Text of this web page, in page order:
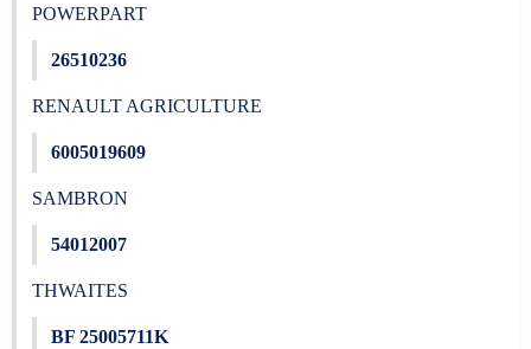
POWERPART
26510236
RENAULT AGRICULTURE
6005019609
SAMBRON
54012007
THWAITES
BF 25005711K